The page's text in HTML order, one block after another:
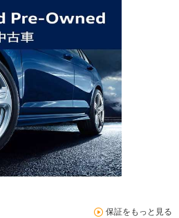
保証をもっと見る